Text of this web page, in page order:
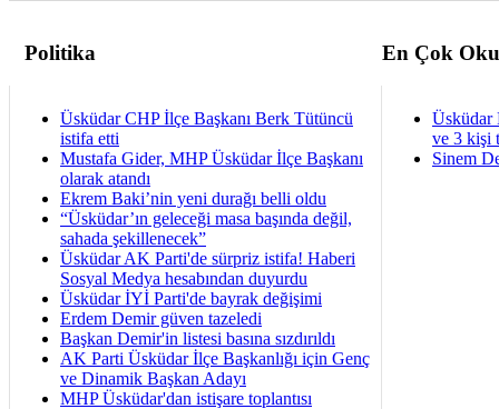
Politika En Çok
Üsküdar CHP İlçe Başkanı Berk Tütüncü
istifa etti
Mustafa Gider, MHP Üsküdar İlçe Başkanı
olarak atandı
Ekrem Baki’nin yeni durağı belli oldu
“Üsküdar’ın geleceği masa başında değil,
sahada şekillenecek”
Üsküdar AK Parti'de sürpriz istifa! Haberi
Sosyal Medya hesabından duyurdu
Üsküdar İYİ Parti'de bayrak değişimi
Erdem Demir güven tazeledi
Başkan Demir'in listesi basına sızdırıldı
AK Parti Üsküdar İlçe Başkanlığı için Genç
ve Dinamik Başkan Adayı
MHP Üsküdar'dan istişare toplantısı
Üsküdar
ve 3 kişi
Sinem